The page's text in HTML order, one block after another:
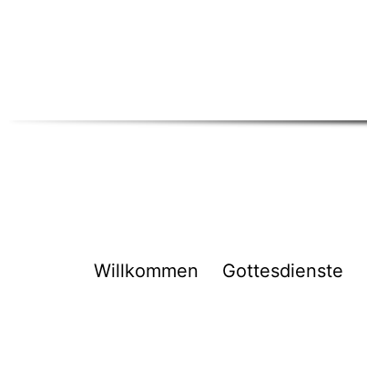
Willkommen Gottesdienste